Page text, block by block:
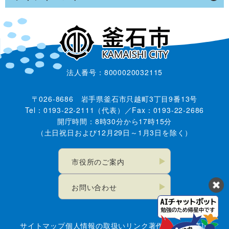
法人番号：8000020032115
〒026-8686 岩手県釜石市只越町3丁目9番13号
Tel：0193-22-2111（代表）／Fax：0193-22-2686
開庁時間：8時30分から17時15分
（土日祝日および12月29日～1月3日を除く）
市役所のご案内
お問い合わせ
サイトマップ個人情報の取扱い リンク著作権・免責事項